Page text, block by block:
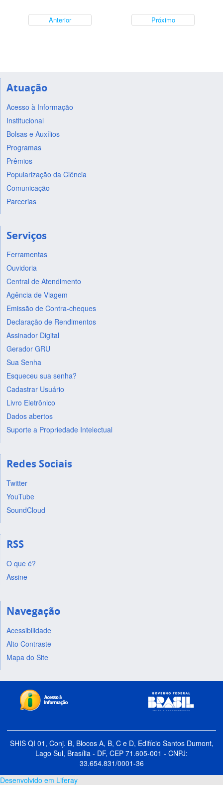
Anterior Próximo
Atuação
Acesso à Informação
Institucional
Bolsas e Auxílios
Programas
Prêmios
Popularização da Ciência
Comunicação
Parcerias
Serviços
Ferramentas
Ouvidoria
Central de Atendimento
Agência de Viagem
Emissão de Contra-cheques
Declaração de Rendimentos
Assinador Digital
Gerador GRU
Sua Senha
Esqueceu sua senha?
Cadastrar Usuário
Livro Eletrônico
Dados abertos
Suporte a Propriedade Intelectual
Redes Sociais
Twitter
YouTube
SoundCloud
RSS
O que é?
Assine
Navegação
Acessibilidade
Alto Contraste
Mapa do Site
SHIS QI 01, Conj. B, Blocos A, B, C e D, Edifício Santos Dumont,
Lago Sul, Brasília - DF, CEP 71.605-001 - CNPJ:
33.654.831/0001-36
Desenvolvido em Liferay